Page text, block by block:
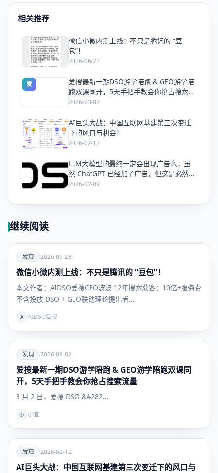
相关推荐
爱
微信小微内测上线：不只是腾讯的 “豆
包”！
2026-06-23
爱
爱搜最新一期DSO游学陪跑 & GEO游学陪
跑双课同开，5天手把手教会你抢占搜索流
量
2026-03-02
爱
AI巨头大战：中国互联网基建第三次变迁
下的风口与机会！
2026-02-12
爱
LLM大模型的最终一定会出现广告么，虽
然 ChatGPT 已经加了广告，但这是必然终
局么？
2026-02-09
继续阅读
爱
发现
发现 2026-06-23
微信小微内测上线：不只是腾讯的 “豆包”！
本文作者：AIDSO爱搜CEO波波 12年搜索获客：10亿+服务费
不含投放 DSO + GEO联动理论提出者…
A AIDSO爱搜
爱
发现
发现 2026-03-02
爱搜最新一期DSO游学陪跑 & GEO游学陪跑双课同
开，5天手把手教会你抢占搜索流量
3 月 2 日，爱搜 DSO &#282…
小 小查
爱
发现
发现 2026-02-12
AI巨头大战：中国互联网基建第三次变迁下的风口与